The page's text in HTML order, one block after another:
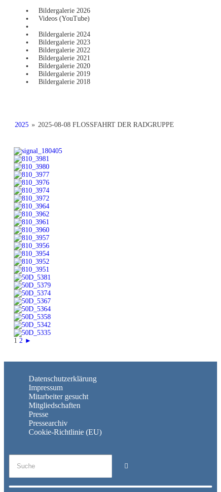
Bildergalerie 2026
Videos (YouTube)
Bildergalerie 2024
Bildergalerie 2023
Bildergalerie 2022
Bildergalerie 2021
Bildergalerie 2020
Bildergalerie 2019
Bildergalerie 2018
2025 » 2025-08-08 FLOSSFAHRT DER RADGRUPPE
1 2 ►
Datenschutzerklärung
Impressum
Mitarbeiter gesucht
Mitgliedschaften
Presse
Pressearchiv
Cookie-Richtlinie (EU)